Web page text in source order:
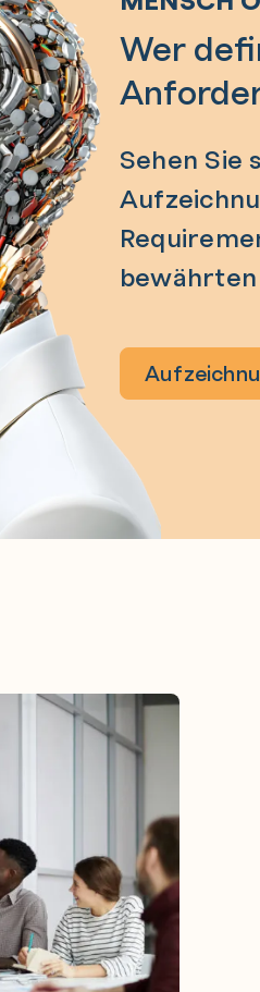
Wer
Sehen Sie